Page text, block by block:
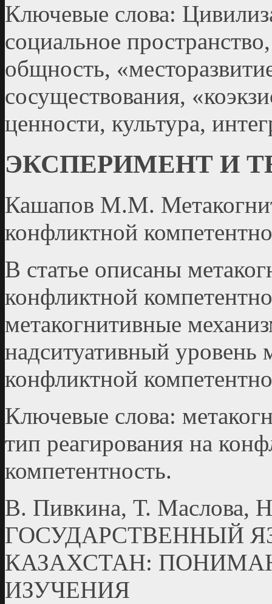
Ключевые слова:
социальное
общность,
сосуществования,
ценности, культура,
ЭКСПЕРИМЕНТ И
Кашапов М.М.
конфликтной
В статье описаны
конфликтной
метакогнитивные
надситуативный
конфликтной
Ключевые слова:
тип реагирования на
компетентность.
В. Пивкина, Т. Маслова,
ГОСУДАРСТВЕННЫЙ
КАЗАХСТАН:
ИЗУЧЕНИЯ